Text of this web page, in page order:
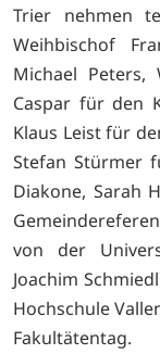
Trier nehmen
Weihbischof
Michael Peters,
Caspar für den
Klaus Leist für
Stefan Stürmer
Diakone, Sarah
von der
Joachim
Hochschule
Fakultätentag.